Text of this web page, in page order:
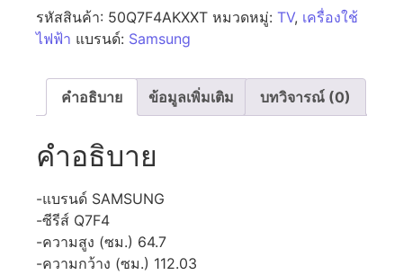
รหัสสินค้า: 50Q7F4AKXXT หมวดหมู่: TV, เครื่องใช้
ไฟฟ้า แบรนด์: Samsung
คำอธิบาย ข้อมูลเพิ่มเติม บทวิจารณ์ (0)
คำอธิบาย
-แบรนด์ SAMSUNG
-ซีรีส์ Q7F4
-ความสูง (ซม.) 64.7
-ความกว้าง (ซม.) 112.03